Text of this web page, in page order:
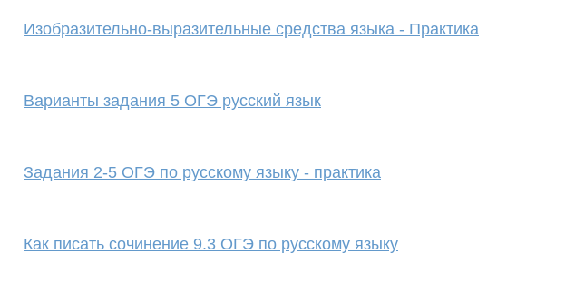
Изобразительно-выразительные средства языка - Практика
Варианты задания 5 ОГЭ русский язык
Задания 2-5 ОГЭ по русскому языку - практика
Как писать сочинение 9.3 ОГЭ по русскому языку